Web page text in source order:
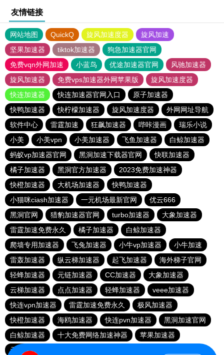
友情链接
网站地图 QuickQ 旋风加速度器
旋风加速
坚果加速器
tiktok加速器
狗急加速器官网
免费vqn外网加速
小蓝鸟 优途加速器官网
风驰加速器
旋风加速器
免费vps加速器外网苹果版
旋风加速度器
快连加速器
快连加速器官网入口
原子加速器
快鸭加速器
快柠檬加速器 旋风加速度器
外网网址导航
软件中心
雷霆加速 狂飙加速器 哔咔漫画
瑞乐小说
小美
小美vpn 小美加速器 飞鱼加速器
白鲸加速器
蚂蚁vp加速器官网
黑洞加速下载器官网
快联加速器
橘子加速器
黑洞官方加速器
2023免费加速神器
快橙加速器
大机场加速器
快鸭加速器
小猫咪ciash加速器
一元机场最新官网
优云666
黑洞官网
猎豹加速器官网 turbo加速器
大象加速器
雷霆加速免费永久
橘子加速器
白鲸加速器
爬墙专用加速器
飞兔加速器 小牛vp加速器
小牛加速
雷轰加速器
纵云梯加速器 起飞加速器
海外梯子官网
轻蜂加速器
元链加速器 CC加速器
大象加速器
云梯加速器
点点加速器 轻蜂加速器
veee加速器
快连vρn加速器
雷霆加速免费永久
极风加速器
快橙加速器
海鸥加速器 快连pvn加速器
黑洞加速官网
白鲸加速器
十大免费网络加速神器
苹果加速器
元链加速器